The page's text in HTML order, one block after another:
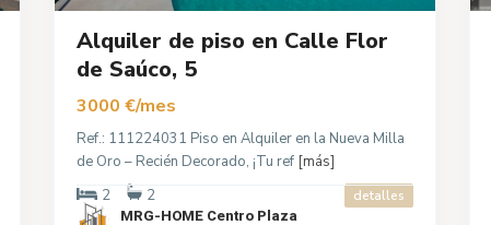
Alquiler de piso en Calle Flor
de Saúco, 5
3000 €/mes
Ref.: 111224031 Piso en Alquiler en la Nueva Milla
de Oro – Recién Decorado, ¡Tu ref [más]
2
2 detalles
MRG-HOME Centro Plaza